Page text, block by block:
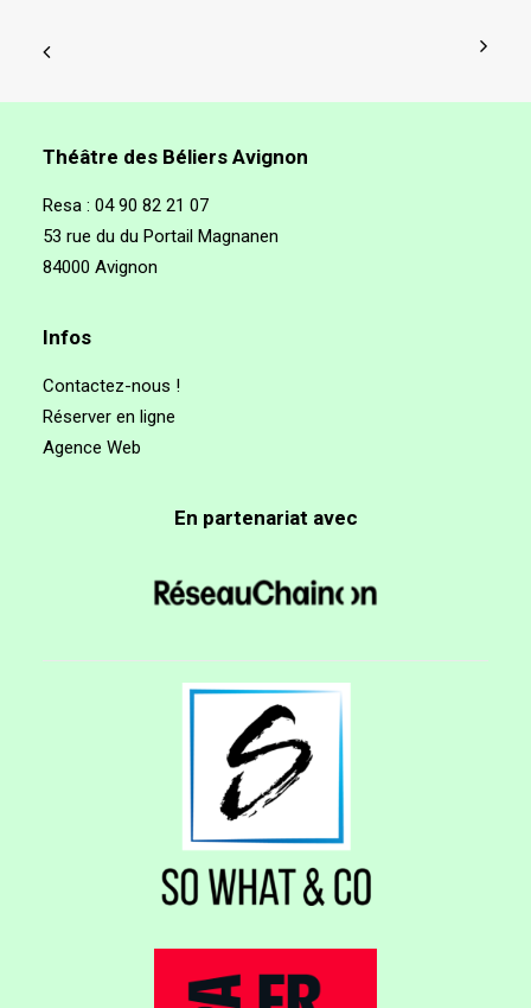
Théâtre des Béliers Avignon
Resa : 04 90 82 21 07
53 rue du du Portail Magnanen
84000 Avignon
Infos
Contactez-nous !
Réserver en ligne
Agence Web
En partenariat avec